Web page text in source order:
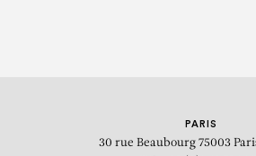
PARIS
30 rue Beaubourg 75003